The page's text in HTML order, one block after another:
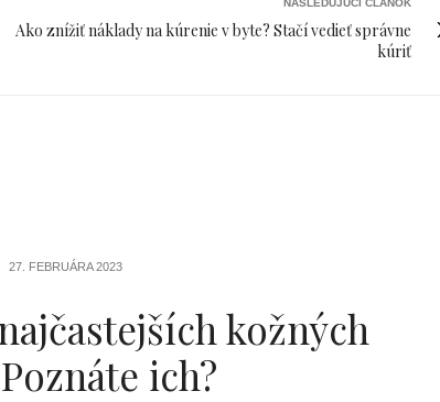
Ako znížiť náklady na kúrenie v byte? Stačí vedieť správne
kúriť
27. FEBRUÁRA 2023
kožných
ich?